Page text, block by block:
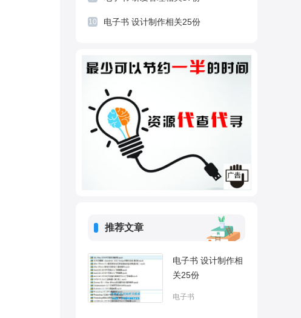
10 电子书 设计制作相关25份
推荐文章
电子书 设计制作相
关25份
电子书